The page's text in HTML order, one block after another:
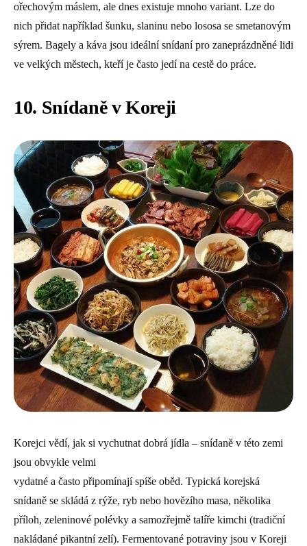
ořechovým máslem, ale dnes existuje mnoho variant. Lze do
nich přidat například šunku, slaninu nebo lososa se smetanovým
sýrem. Bagely a káva jsou ideální snídaní pro zaneprázdněné lidi
ve velkých městech, kteří je často jedí na cestě do práce.
10. Snídaně v Koreji
Korejci vědí, jak si vychutnat dobrá jídla – snídaně v této zemi
jsou obvykle velmi
vydatné a často připomínají spíše oběd. Typická korejská
snídaně se skládá z rýže, ryb nebo hovězího masa, několika
příloh, zeleninové polévky a samozřejmě talíře kimchi (tradiční
nakládané pikantní zelí). Fermentované potraviny jsou v Koreji